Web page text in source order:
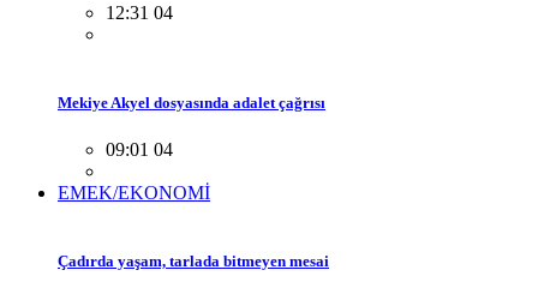
12:31 04
Mekiye Akyel dosyasında adalet çağrısı
09:01 04
EMEK/EKONOMİ
Çadırda yaşam, tarlada bitmeyen mesai